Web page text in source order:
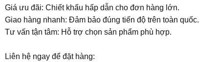
Giá ưu đãi: Chiết khấu hấp dẫn cho đơn hàng lớn.
Giao hàng nhanh: Đảm bảo đúng tiến độ trên toàn quốc.
Tư vấn tận tâm: Hỗ trợ chọn sản phẩm phù hợp.
Liên hệ ngay để đặt hàng: